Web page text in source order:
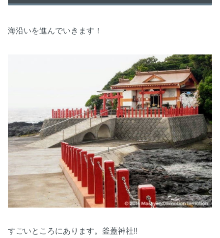
海沿いを進んでいきます！
すごいところにあります。釜蓋神社!!